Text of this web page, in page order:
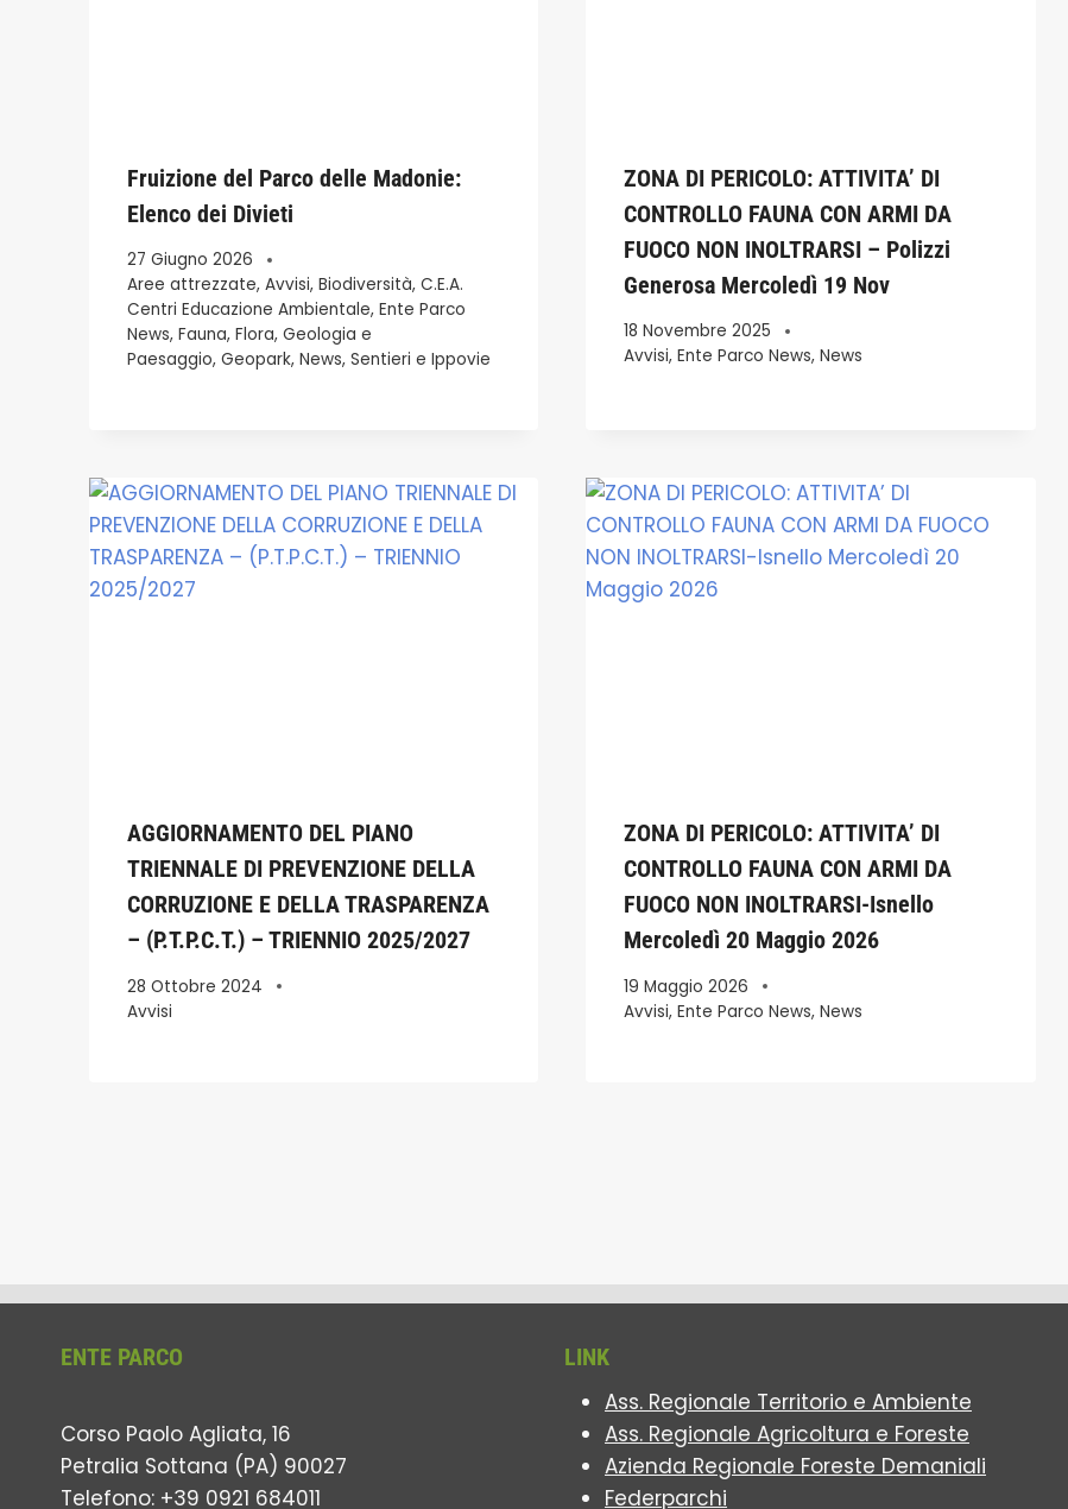
Fruizione del Parco delle Madonie:
Elenco dei Divieti
27 Giugno 2026
Aree attrezzate, Avvisi, Biodiversità, C.E.A.
Centri Educazione Ambientale, Ente Parco
News, Fauna, Flora, Geologia e
Paesaggio, Geopark, News, Sentieri e Ippovie
ZONA DI PERICOLO: ATTIVITA’ DI
CONTROLLO FAUNA CON ARMI DA
FUOCO NON INOLTRARSI – Polizzi
Generosa Mercoledì 19 Nov
18 Novembre 2025
Avvisi,Ente Parco News,News
AGGIORNAMENTO DEL PIANO
TRIENNALE DI PREVENZIONE DELLA
CORRUZIONE E DELLA TRASPARENZA
– (P.T.P.C.T.) – TRIENNIO 2025/2027
28 Ottobre 2024
Avvisi
ZONA DI PERICOLO: ATTIVITA’ DI
CONTROLLO FAUNA CON ARMI DA
FUOCO NON INOLTRARSI-Isnello
Mercoledì 20 Maggio 2026
19 Maggio 2026
Avvisi,Ente Parco News,News
ENTE PARCO
Corso Paolo Agliata, 16
Petralia Sottana (PA) 90027
Telefono: +39 0921 684011
LINK
Ass. Regionale Territorio e Ambiente
Ass. Regionale Agricoltura e Foreste
Azienda Regionale Foreste Demaniali
Federparchi